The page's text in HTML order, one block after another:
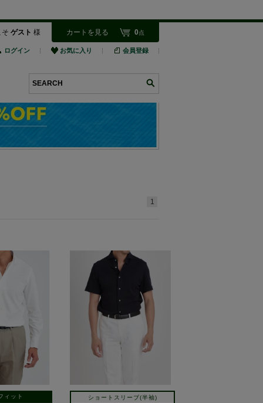
そ ゲスト 様 カートを見る 0点
ログイン お気に入り 会員登録
1
ィット ショートスリーブ(半袖)